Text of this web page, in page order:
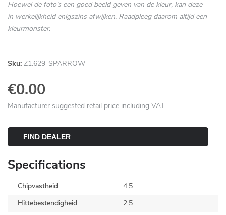
Hoewel de foto’s een goed beeld geven van de kleur, kan deze
in werkelijkheid enigszins afwijken. Raadpleeg daarom altijd een
kleurmonster.
Sku: Z1.629-SPARROW
€0.00
Manufacturer suggested retail price including VAT
FIND DEALER
Specifications
Chipvastheid
4.5
Hittebestendigheid
2.5